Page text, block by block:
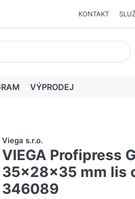
KONTAKT
při zadávání. Stisknutím klávesy
VÝPRODEJ
Viega s.r.o.
VIEGA Profipress
35x28x35 mm lis
346089